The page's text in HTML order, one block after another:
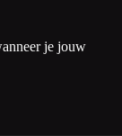
je jouw